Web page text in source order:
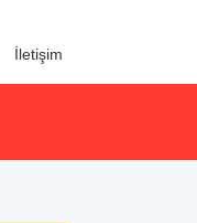
İletişim